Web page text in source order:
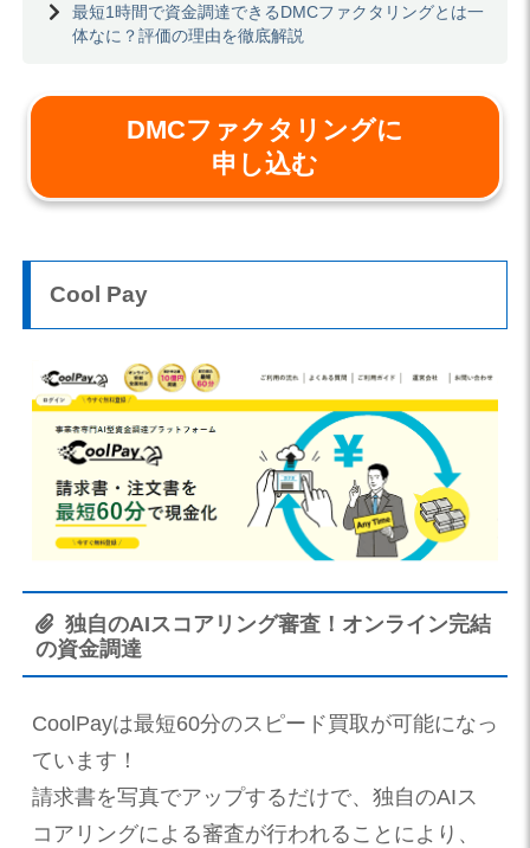
最短1時間で資金調達できるDMCファクタリングとは一
体なに？評価の理由を徹底解説
DMCファクタリングに
申し込む
Cool Pay
独自のAIスコアリング審査！オンライン完結
の資金調達
CoolPayは最短60分のスピード買取が可能になっ
ています！
請求書を写真でアップするだけで、独自のAIス
コアリングによる審査が行われることにより、